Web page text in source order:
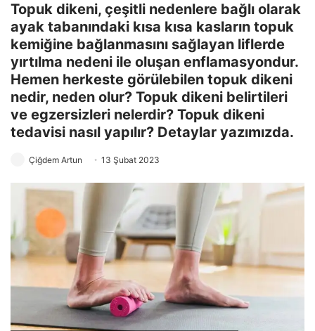
Topuk dikeni, çeşitli nedenlere bağlı olarak
ayak tabanındaki kısa kısa kasların topuk
kemiğine bağlanmasını sağlayan liflerde
yırtılma nedeni ile oluşan enflamasyondur.
Hemen herkeste görülebilen topuk dikeni
nedir, neden olur? Topuk dikeni belirtileri
ve egzersizleri nelerdir? Topuk dikeni
tedavisi nasıl yapılır? Detaylar yazımızda.
Çiğdem Artun 13 Şubat 2023